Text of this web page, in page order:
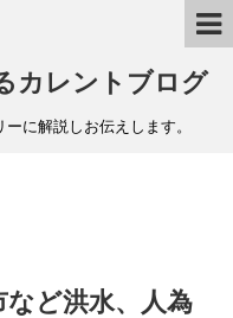
カレントブログ
に解説しお伝えします。
など洪水、人為